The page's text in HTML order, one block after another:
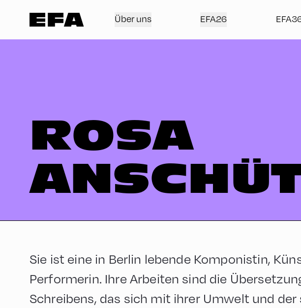
Über uns EFA26
ROSA
Sie ist eine in Berlin lebende Komponistin,
Performerin. Ihre Arbeiten sind die
Schreibens, das sich mit ihrer Umwelt und